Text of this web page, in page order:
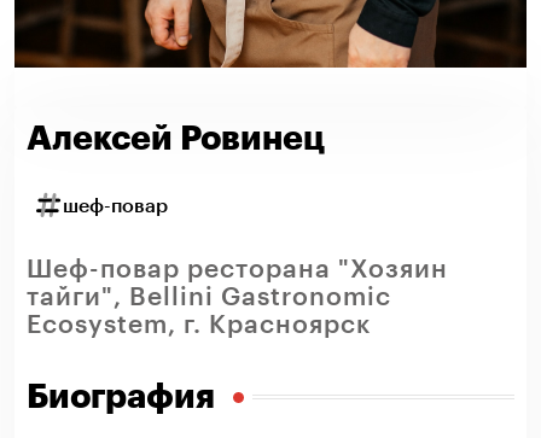
Алексей Ровинец
шеф-повар
Шеф-повар ресторана "Хозяин
тайги", Bellini Gastronomic
Ecosystem, г. Красноярск
Биография